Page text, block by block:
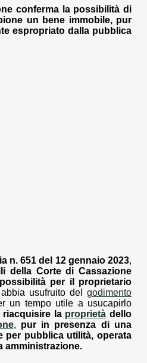
conferma la possibilità di
un bene immobile, pur
espropriato dalla pubblica
n. 651 del 12 gennaio 2023,
della Corte di Cassazione
possibilità per il proprietario
usufruito del godimento
un tempo utile a usucapirlo
riacquisire la proprietà dello
, pur in presenza di una
per pubblica utilità, operata
amministrazione.